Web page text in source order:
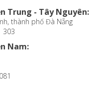
Trung - Tây Nguyên:
thành phố Đà Nẵng
303
Nam: